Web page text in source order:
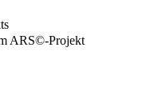
ARS©-Projekt